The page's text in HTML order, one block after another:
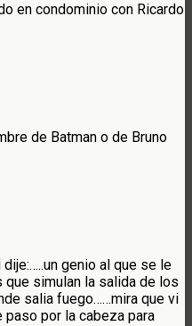
en condominio con Ricardo
de Batman o de Bruno
genio al que se le
simulan la salida de los
salia fuego……mira que vi
por la cabeza para